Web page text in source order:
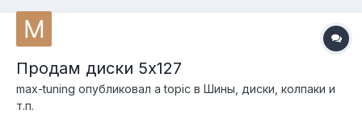
Продам диски 5х127
max-tuning опубликовал a topic в Шины, диски, колпаки и
т.п.